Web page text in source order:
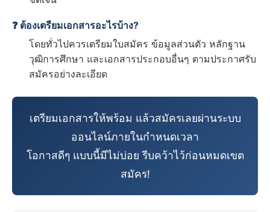
❓ ต้องเตรียมเอกสารอะไรบ้าง?
โดยทั่วไปควรเตรียมใบสมัคร ข้อมูลส่วนตัว หลักฐาน
วุฒิการศึกษา และเอกสารประกอบอื่นๆ ตามประกาศรับ
สมัครอย่างละเอียด
เตรียมเอกสารให้พร้อม แล้วสมัครเลยผ่านระบบ
ออนไลน์ภายในกำหนดเวลา
โอกาสดีๆ แบบนี้มีไม่บ่อย รีบคว้าไว้ก่อนหมดเขต
สมัคร!